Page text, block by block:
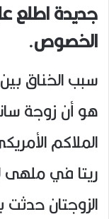
الخصوص.
سبب الخناق
هو أن زوجة
الملاكم
ريتا في ملهى
الزوجتان حدثت